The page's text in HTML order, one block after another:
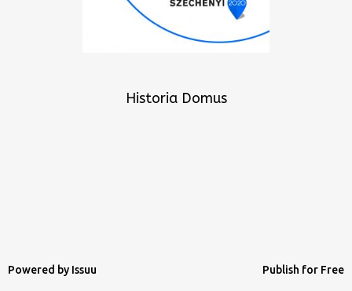
Historia Domus
Powered by Issuu Publish for Free